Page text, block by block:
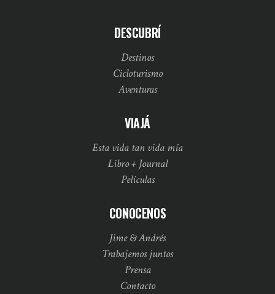
DESCUBRÍ
Destinos
Cicloturismo
Aventuras
VIAJÁ
Esta vida tan vida mía
Libro + Journal
Películas
CONOCENOS
Jime & Andrés
Trabajemos juntos
Prensa
Contacto